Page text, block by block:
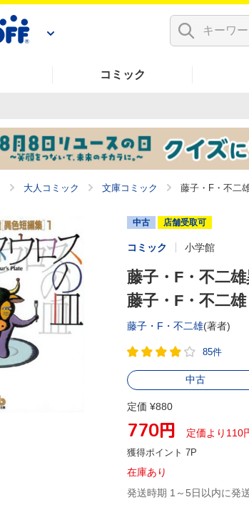
コミック
大人コミック 文庫コミック 藤子・F・不二
中古 店舗受取可
コミック 小学館
藤子・F・不二
藤子・F・不二
藤子・F・不二雄(著者)
85件
中古
定価 ¥880
770円 定価より110
獲得ポイント 7P
在庫あり
発送時期 1～5日以内に発